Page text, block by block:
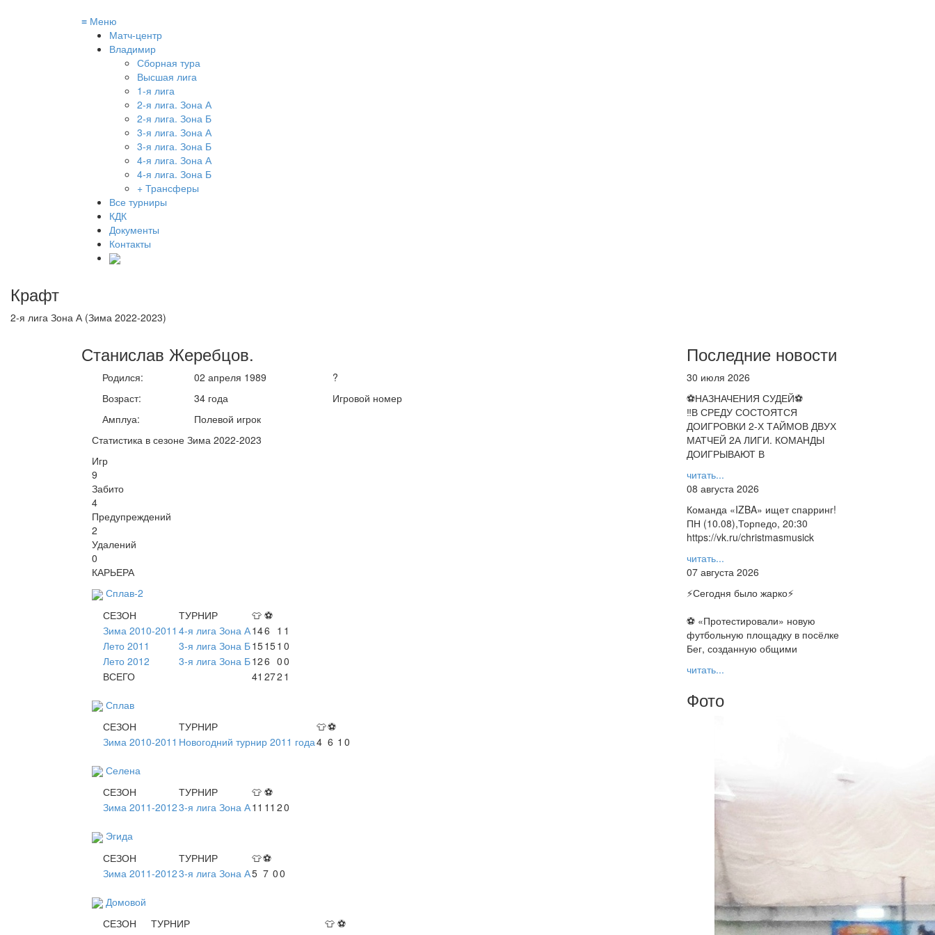
≡ Меню
Матч-центр
Владимир
Сборная тура
Высшая лига
1-я лига
2-я лига. Зона А
2-я лига. Зона Б
3-я лига. Зона А
3-я лига. Зона Б
4-я лига. Зона А
4-я лига. Зона Б
+ Трансферы
Все турниры
КДК
Документы
Контакты
Крафт
2-я лига Зона А (Зима 2022-2023)
Станислав Жеребцов.
Родился:
Возраст:
Амплуа:
02 апреля 1989
34 года
Полевой игрок
?
Игровой номер
Статистика в сезоне Зима 2022-2023
Игр
9
Забито
4
Предупреждений
2
Удалений
0
КАРЬЕРА
Сплав-2
СЕЗОН
ТУРНИР 👕 ⚽
Зима 2010-2011 4-я лига Зона А146 1 1
Лето 2011
3-я лига Зона Б15151 0
Лето 2012
3-я лига Зона Б126 00
ВСЕГО
41 272 1
Сплав
СЕЗОН
ТУРНИР 👕⚽
Зима 2010-2011 Новогодний турнир 2011 года4 6 1 0
Селена
СЕЗОН
ТУРНИР 👕 ⚽
Зима 2011-20123-я лига Зона А11 11 20
Эгида
СЕЗОН
ТУРНИР 👕⚽
Зима 2011-20123-я лига Зона А5 7 00
Домовой
СЕЗОН
ТУРНИР 👕 ⚽
Последние новости
30 июля 2026
⚽НАЗНАЧЕНИЯ СУДЕЙ⚽
‼В СРЕДУ СОСТОЯТСЯ
ДОИГРОВКИ 2-Х ТАЙМОВ ДВУХ
МАТЧЕЙ 2А ЛИГИ. КОМАНДЫ
ДОИГРЫВАЮТ В
читать...
08 августа 2026
Команда «IZBA» ищет спарринг!
ПН (10.08),Торпедо, 20:30
https://vk.ru/christmasmusick
читать...
07 августа 2026
⚡️Сегодня было жарко⚡️
⚽ ️«Протестировали» новую
футбольную площадку в посёлке
Бег, созданную общими
читать...
Фото